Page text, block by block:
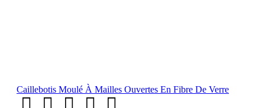
Caillebotis Moulé À Mailles Ouvertes En Fibre De Verre